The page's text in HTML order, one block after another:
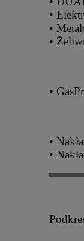
•
•
•
•
•
•